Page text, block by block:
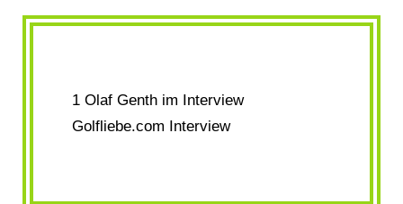
1 Olaf Genth im Interview
Golfliebe.com Interview